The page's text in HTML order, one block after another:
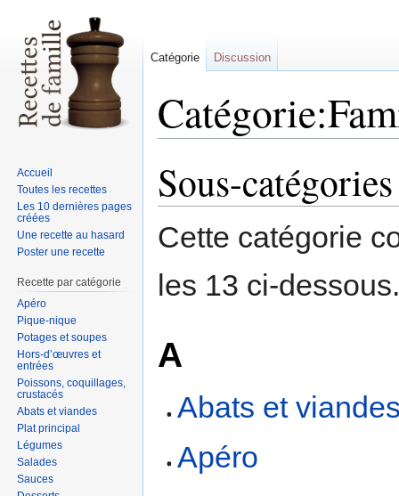
à
la
navigation
à
la
recherche
Sous-catégories
Cette catégorie
les 13 ci-dessous.
A
Abats et
Apéro
Catégorie Discussion
Accueil
Toutes les recettes
Les 10 dernières pages
créées
Une recette au hasard
Poster une recette
Recette par catégorie
Apéro
Pique-nique
Potages et soupes
Hors-d’œuvres et
entrées
Poissons, coquillages,
crustacés
Abats et viandes
Plat principal
Légumes
Salades
Sauces